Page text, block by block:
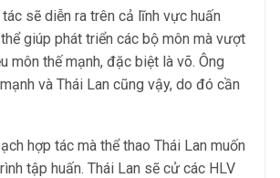
sẽ diễn ra trên cả lĩnh vực huấn
giúp phát triển các bộ môn mà vượt
môn thế mạnh, đặc biệt là võ. Ông
và Thái Lan cũng vậy, do đó cần
hợp tác mà thể thao Thái Lan muốn
tập huấn. Thái Lan sẽ cử các HLV